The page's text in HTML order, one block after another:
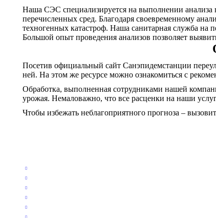
Наша СЭС специализируется на выполнении анализа
перечисленных сред. Благодаря своевременному
техногенных катастроф. Наша санитарная служба на
Большой опыт проведения анализов позволяет
Посетив официальный сайт Санэпидемстанции
ней. На этом же ресурсе можно ознакомиться с
Обработка, выполненная сотрудниками нашей
урожая. Немаловажно, что все расценки на наши
Чтобы избежать неблагоприятного прогноза –